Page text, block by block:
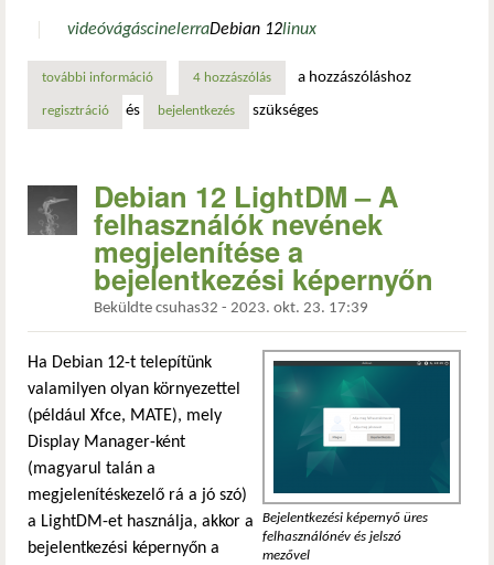
videóvágáscinelerraDebian 12linux
további információcinelerra már natívan telepíthető debian alá tartalommal
4 hozzászólás a hozzászóláshoz
regisztráció és bejelentkezés szükséges
Debian 12 LightDM – A
felhasználók nevének
megjelenítése a
bejelentkezési képernyőn
Beküldte csuhas32 - 2023. okt. 23. 17:39
Bejelentkezési képernyő üres
felhasználónév és jelszó
mezővel
Ha Debian 12-t telepítünk
valamilyen olyan környezettel
(például Xfce, MATE), mely
Display Manager-ként
(magyarul talán a
megjelenítéskezelő rá a jó szó)
a LightDM-et használja, akkor a
bejelentkezési képernyőn a